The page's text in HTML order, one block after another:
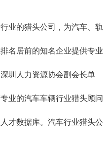
业的猎头公司，为汽车、轨
名居前的知名企业提供专业
圳人力资源协会副会长单
业的汽车车辆行业猎头顾问
才数据库。汽车行业猎头公